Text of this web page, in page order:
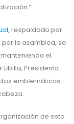
, respaldado por
la asamblea, se
el
Ubilla, Presidenta
emblemáticos
de esta